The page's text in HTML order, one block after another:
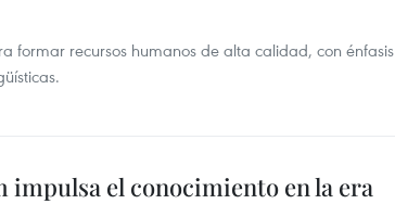
formar recursos humanos de alta calidad, con énfasis
impulsa el conocimiento en la era